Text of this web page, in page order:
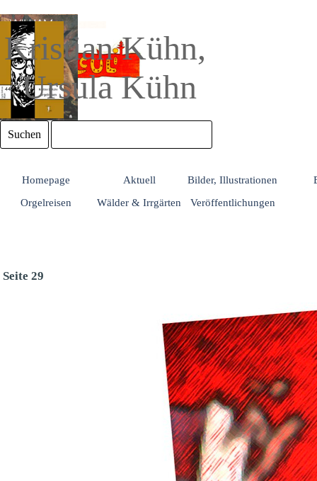
Kristian Kühn,
Ursula Kühn
Suchen
Homepage Aktuell Bilder, Illustrationen
Orgelreisen
Wälder & Irrgärten Veröffentlichungen
Seite 29